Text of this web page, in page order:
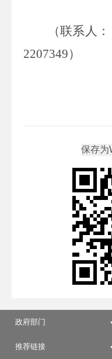
（联系人：
2207349）
政府部门
推荐链接